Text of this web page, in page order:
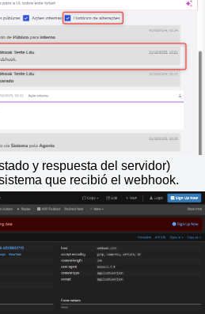
y respuesta del servidor)
que recibió el webhook.